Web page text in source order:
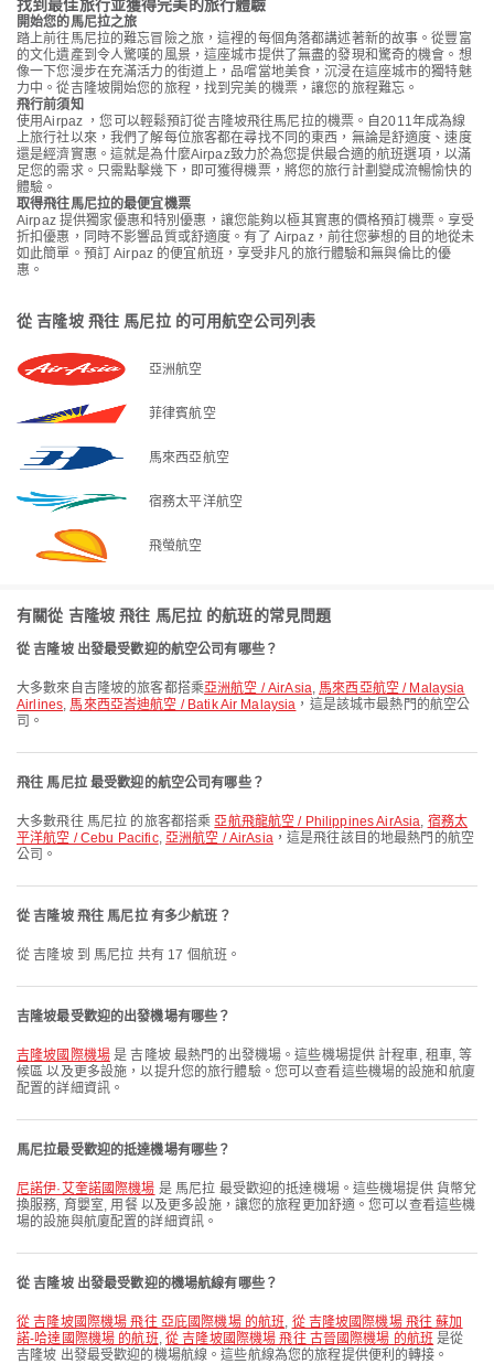
找到最佳旅行並獲得完美的旅行體驗
開始您的馬尼拉之旅
踏上前往馬尼拉的難忘冒險之旅，這裡的每個角落都講述著新的故事。從豐富
的文化遺產到令人驚嘆的風景，這座城市提供了無盡的發現和驚奇的機會。想
像一下您漫步在充滿活力的街道上，品嚐當地美食，沉浸在這座城市的獨特魅
力中。從吉隆坡開始您的旅程，找到完美的機票，讓您的旅程難忘。
飛行前須知
使用Airpaz ，您可以輕鬆預訂從吉隆坡飛往馬尼拉的機票。自2011年成為線
上旅行社以來，我們了解每位旅客都在尋找不同的東西，無論是舒適度、速度
還是經濟實惠。這就是為什麼Airpaz致力於為您提供最合適的航班選項，以滿
足您的需求。只需點擊幾下，即可獲得機票，將您的旅行計劃變成流暢愉快的
體驗。
取得飛往馬尼拉的最便宜機票
Airpaz 提供獨家優惠和特別優惠，讓您能夠以極其實惠的價格預訂機票。享受
折扣優惠，同時不影響品質或舒適度。有了 Airpaz，前往您夢想的目的地從未
如此簡單。預訂 Airpaz 的便宜航班，享受非凡的旅行體驗和無與倫比的優
惠。
從 吉隆坡 飛往 馬尼拉 的可用航空公司列表
亞洲航空
菲律賓航空
馬來西亞航空
宿務太平洋航空
飛螢航空
有關從 吉隆坡 飛往 馬尼拉 的航班的常見問題
從 吉隆坡 出發最受歡迎的航空公司有哪些？
大多數來自吉隆坡的旅客都搭乘亞洲航空 / AirAsia, 馬來西亞航空 / Malaysia
Airlines, 馬來西亞峇迪航空 / Batik Air Malaysia ，這是該城市最熱門的航空公
司。
飛往 馬尼拉 最受歡迎的航空公司有哪些？
大多數飛往 馬尼拉 的旅客都搭乘亞航飛龍航空 / Philippines AirAsia, 宿務太
平洋航空 / Cebu Pacific, 亞洲航空 / AirAsia，這是飛往該目的地最熱門的航空
公司。
從 吉隆坡 飛往 馬尼拉 有多少航班？
從 吉隆坡 到 馬尼拉 共有 17 個航班。
吉隆坡最受歡迎的出發機場有哪些？
吉隆坡國際機場是 吉隆坡 最熱門的出發機場。這些機場提供 計程車, 租車, 等
候區 以及更多設施，以提升您的旅行體驗。您可以查看這些機場的設施和航廈
配置的詳細資訊。
馬尼拉最受歡迎的抵達機場有哪些？
尼諾伊·艾奎諾國際機場 是 馬尼拉 最受歡迎的抵達機場。這些機場提供 貨幣兌
換服務, 育嬰室, 用餐 以及更多設施，讓您的旅程更加舒適。您可以查看這些機
場的設施與航廈配置的詳細資訊。
從 吉隆坡 出發最受歡迎的機場航線有哪些？
從 吉隆坡國際機場 飛往 亞庇國際機場 的航班, 從 吉隆坡國際機場 飛往 蘇加
諾-哈達國際機場 的航班, 從 吉隆坡國際機場 飛往 古晉國際機場 的航班 是從
吉隆坡 出發最受歡迎的機場航線。這些航線為您的旅程提供便利的轉接。